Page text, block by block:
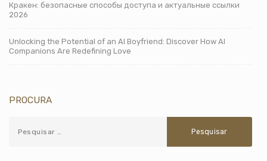
Кракен: безопасные способы доступа и актуальные ссылки
2026
Unlocking the Potential of an AI Boyfriend: Discover How AI
Companions Are Redefining Love
PROCURA